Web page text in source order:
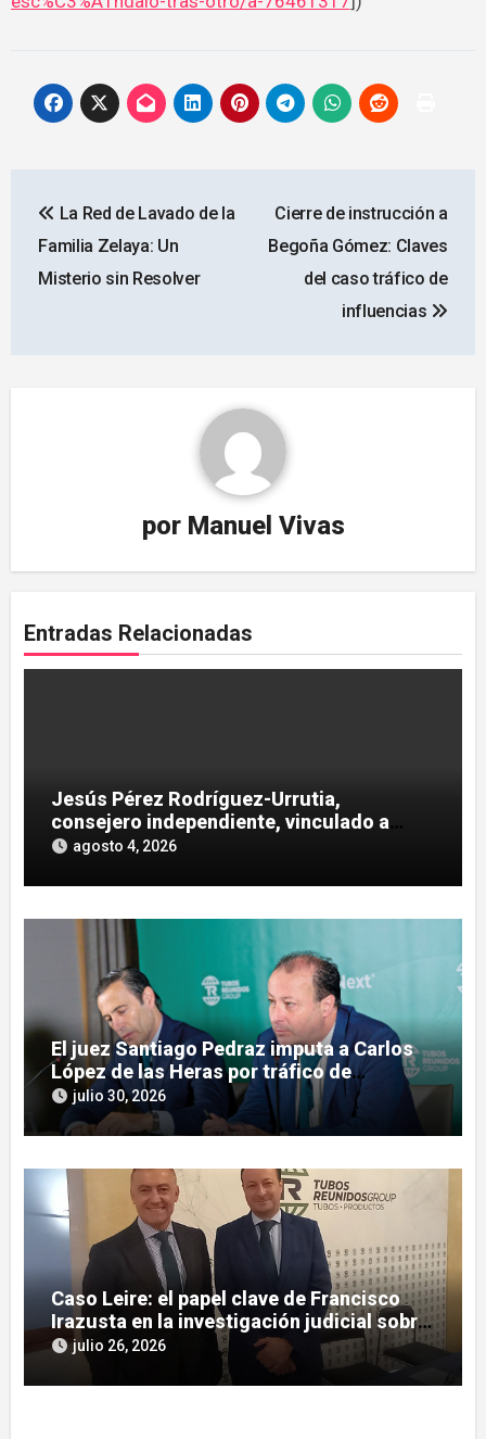
de
entradas
La Red de Lavado de la
Familia Zelaya: Un
Misterio sin Resolver
Cierre de instrucción a
Begoña Gómez: Claves
del caso tráfico de
influencias
por Manuel Vivas
Entradas Relacionadas
Jesús Pérez Rodríguez-Urrutia,
consejero independiente, vinculado a
maniobras en el rescate de Tubos
agosto 4, 2026
El juez Santiago Pedraz imputa a Carlos
López de las Heras por tráfico de
influencias en el caso Leire
julio 30, 2026
Caso Leire: el papel clave de Francisco
Irazusta en la investigación judicial sobre
Tubos Reunidos
julio 26, 2026